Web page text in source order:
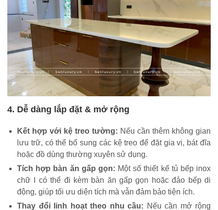
4. Dễ dàng lắp đặt & mở rộng
Kết hợp với kệ treo tường: Nếu cần thêm không gian
lưu trữ, có thể bổ sung các kệ treo để đặt gia vị, bát đĩa
hoặc đồ dùng thường xuyên sử dụng.
Tích hợp bàn ăn gấp gọn: Một số thiết kế tủ bếp inox
chữ I có thể đi kèm bàn ăn gấp gọn hoặc đảo bếp di
động, giúp tối ưu diện tích mà vẫn đảm bảo tiện ích.
Thay đổi linh hoạt theo nhu cầu: Nếu cần mở rộng